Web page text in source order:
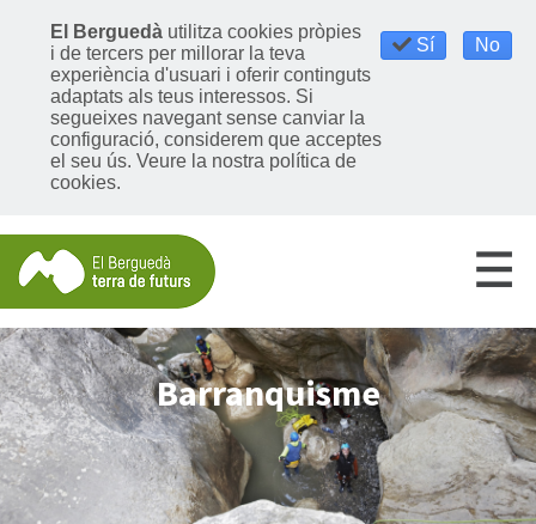
Sí No
El Berguedà utilitza cookies pròpies
i de tercers per millorar la teva
experiència d'usuari i oferir continguts
adaptats als teus interessos. Si
segueixes navegant sense canviar la
configuració, considerem que acceptes
el seu ús. Veure la nostra política de
cookies.
Barranquisme